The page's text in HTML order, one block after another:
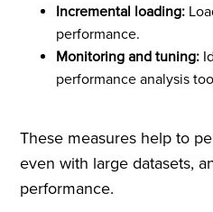
Incremental loading:
performance.
Monitoring and tuning:
performance analysis
These measures help to
even with large datasets,
performance.